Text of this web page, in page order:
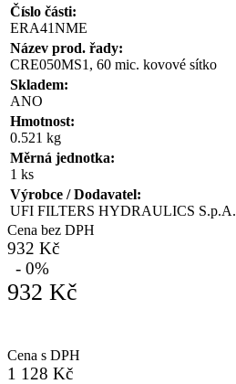
Číslo části:
ERA41NME
Název prod. řady:
CRE050MS1, 60 mic. kovové sítko
Skladem:
ANO
Hmotnost:
0.521 kg
Měrná jednotka:
1 ks
Výrobce / Dodavatel:
UFI FILTERS HYDRAULICS S.p.A.
Cena bez DPH
932 Kč
- 0%
932 Kč
Cena s DPH
1 128 Kč